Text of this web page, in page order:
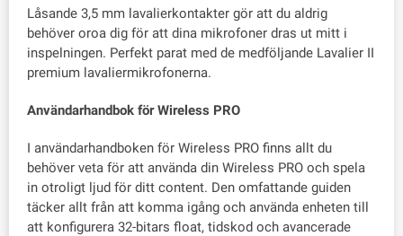
Låsande 3,5 mm lavalierkontakter gör att du aldrig
behöver oroa dig för att dina mikrofoner dras ut mitt i
inspelningen. Perfekt parat med de medföljande Lavalier II
premium lavaliermikrofonerna.
Användarhandbok för Wireless PRO
I användarhandboken för Wireless PRO finns allt du
behöver veta för att använda din Wireless PRO och spela
in otroligt ljud för ditt content. Den omfattande guiden
täcker allt från att komma igång och använda enheten till
att konfigurera 32-bitars float, tidskod och avancerade